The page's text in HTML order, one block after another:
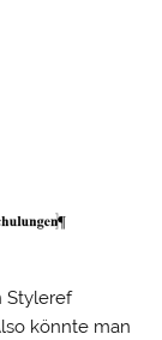
Styleref
könnte man